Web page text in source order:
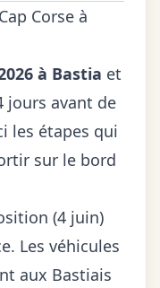
Corse à
à Bastia et
jours avant de
les étapes qui
sur le bord
(4 juin)
Les véhicules
aux Bastiais